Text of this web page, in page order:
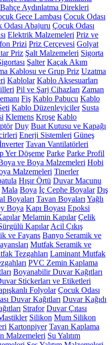
Bahçe Aydınlatma Direkleri
Gece Lambası Çocuk Odası
Odası Abajuru Çocuk Odası
Elektrik Malzemeleri Priz ve
Prizi Priz Çerçevesi Golyat
Priz Şalt Malzemeleri Sigorta
Şalter Kaçak Akım
Kablosu ve Grup Priz Uzatma
Kablolar Kablo Aksesuarları
Pil ve Şarj Cihazları Zaman
Fiş Kablo Pabucu Kablo
Kablo Düzenleyiciler Susta
Klemens Kroşe Kablo
Duy Buat Kutusu ve Kapağı
Enerji Sistemleri Güneş
Tavan Vantilatörleri
Yer Döşeme Parke Parke Profil
ve Boya Malzemeleri Hobi
Malzemeleri Tinerler
Hışır Örtü Duvar Macunu
Mala Boya İç Cephe Boyalar Dış
Boyaları Tavan Boyaları Yağlı
Boya Kapı Boyası Epoksi
Melamin Kapılar Çelik
Kapılar Acil Çıkış
ve Fayans Banyo Seramik ve
Mutfak Seramik ve
Tezgahları Laminant Mutfak
PVC Zemin Kaplama
Boyanabilir Duvar Kağıtları
Stickerları ve Etiketleri
Folyolar Çocuk Odası
Duvar Kağıtları Duvar Kağıdı
Strafor Duvar Çıtası
Silikon Mum Silikon
Kartonpiyer Tavan Kaplama
Malzemeleri Su Yalıtım